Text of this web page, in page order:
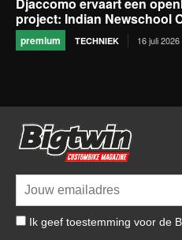
Djaccomo ervaart een
project: Indian Newschool
premium TECHNIEK 16 juli 2026
Ik geef toestemming voor de